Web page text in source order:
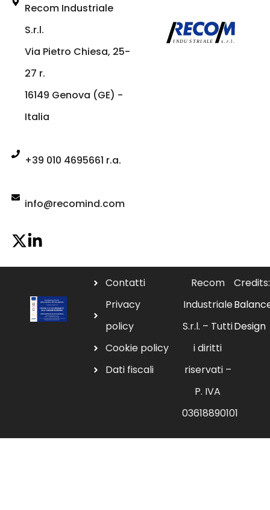
Recom Industriale
S.r.l.
Via Pietro Chiesa, 25-
27 r.
16149 Genova (GE) -
Italia
+39 010 4695661 r.a.
info@recomind.com
Contatti
Privacy
policy
Cookie policy
Dati fiscali
Recom
Industriale
S.r.l. – Tutti
i diritti
riservati –
P. IVA
03618890101
Credits:
Design